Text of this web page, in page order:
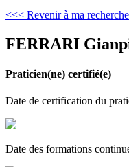
<<< Revenir à ma recherche
FERRARI
Praticien(ne) certifié(e)
Date de certification du
Date des formations